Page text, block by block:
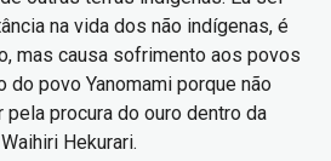
na vida dos não indígenas, é
mas causa sofrimento aos povos
do povo Yanomami porque não
procura do ouro dentro da
Hekurari.